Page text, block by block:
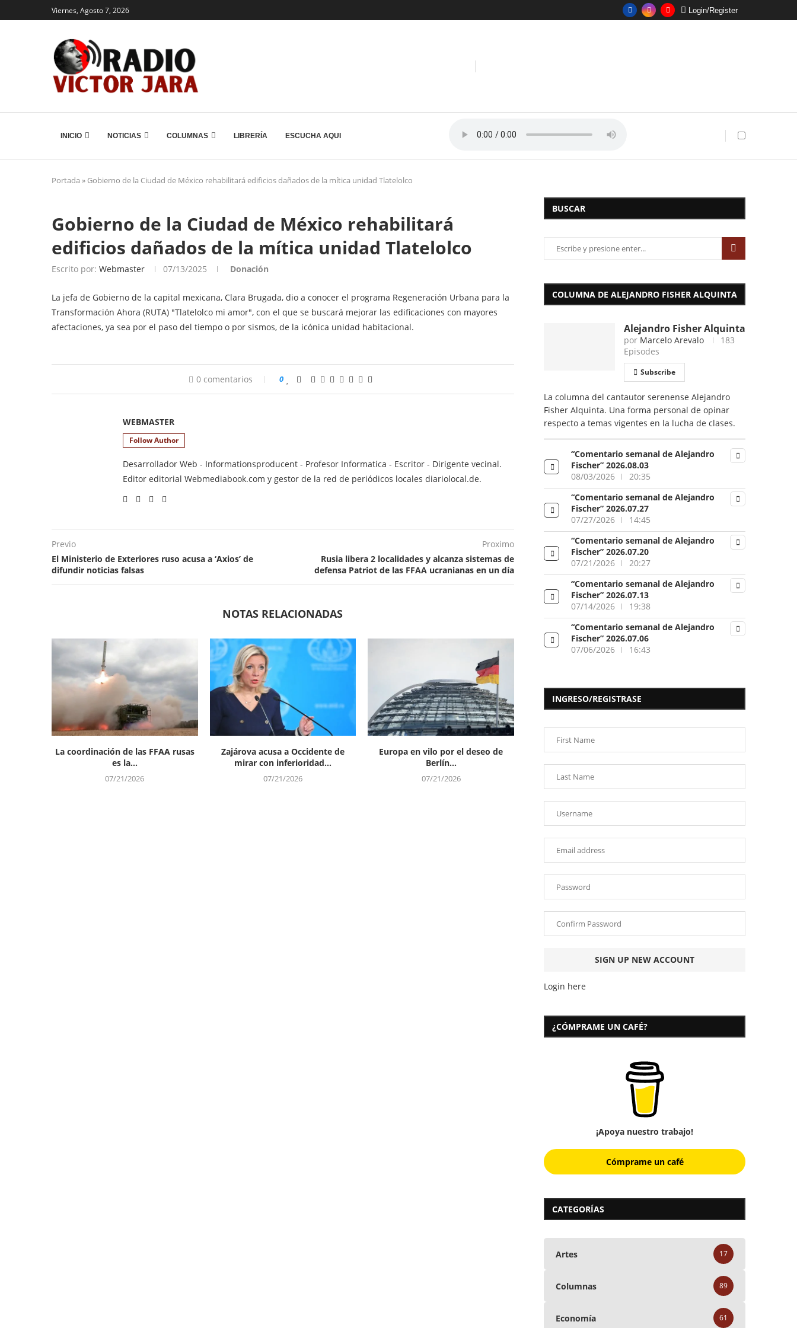
Viernes, Agosto 7, 2026 Login/Register
INICIO NOTICIAS COLUMNAS LIBRERÍA ESCUCHA AQUI
Portada » Gobierno de la Ciudad de México rehabilitará edificios dañados de la mítica unidad Tlatelolco
Gobierno de la Ciudad de México rehabilitará
edificios dañados de la mítica unidad Tlatelolco
Escrito por: Webmaster 07/13/2025 Donación
La jefa de Gobierno de la capital mexicana, Clara Brugada, dio a conocer el programa Regeneración Urbana para la
Transformación Ahora (RUTA) "Tlatelolco mi amor", con el que se buscará mejorar las edificaciones con mayores
afectaciones, ya sea por el paso del tiempo o por sismos, de la icónica unidad habitacional.
0 comentarios 0
WEBMASTER
Follow Author
Desarrollador Web - Informationsproducent - Profesor Informatica - Escritor - Dirigente vecinal.
Editor editorial Webmediabook.com y gestor de la red de periódicos locales diariolocal.de.
Previo
El Ministerio de Exteriores ruso acusa a ‘Axios’ de
difundir noticias falsas
Proximo
Rusia libera 2 localidades y alcanza sistemas de
defensa Patriot de las FFAA ucranianas en un día
NOTAS RELACIONADAS
La coordinación de las FFAA rusas
es la...
07/21/2026
Zajárova acusa a Occidente de
mirar con inferioridad...
07/21/2026
Europa en vilo por el deseo de
Berlín...
07/21/2026
BUSCAR
COLUMNA DE ALEJANDRO FISHER ALQUINTA
Alejandro Fisher Alquinta
por Marcelo Arevalo
183
Episodes
Subscribe
La columna del cantautor serenense Alejandro
Fisher Alquinta. Una forma personal de opinar
respecto a temas vigentes en la lucha de clases.
“Comentario semanal de Alejandro
Fischer” 2026.08.03
08/03/2026
20:35
“Comentario semanal de Alejandro
Fischer” 2026.07.27
07/27/2026
14:45
“Comentario semanal de Alejandro
Fischer” 2026.07.20
07/21/2026
20:27
“Comentario semanal de Alejandro
Fischer” 2026.07.13
07/14/2026
19:38
“Comentario semanal de Alejandro
Fischer” 2026.07.06
07/06/2026
16:43
INGRESO/REGISTRASE
Login here
¿CÓMPRAME UN CAFÉ?
¡Apoya nuestro trabajo!
Cómprame un café
CATEGORÍAS
Artes 17
Columnas 89
Economía 61